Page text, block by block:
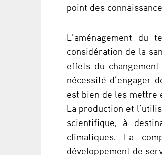
m
a
t
i
o
point des
L’aménagement
considération de la
effets du
nécessité d’engager
est bien de les mettre
La production et
scientifique, à
climatiques. La
développement de